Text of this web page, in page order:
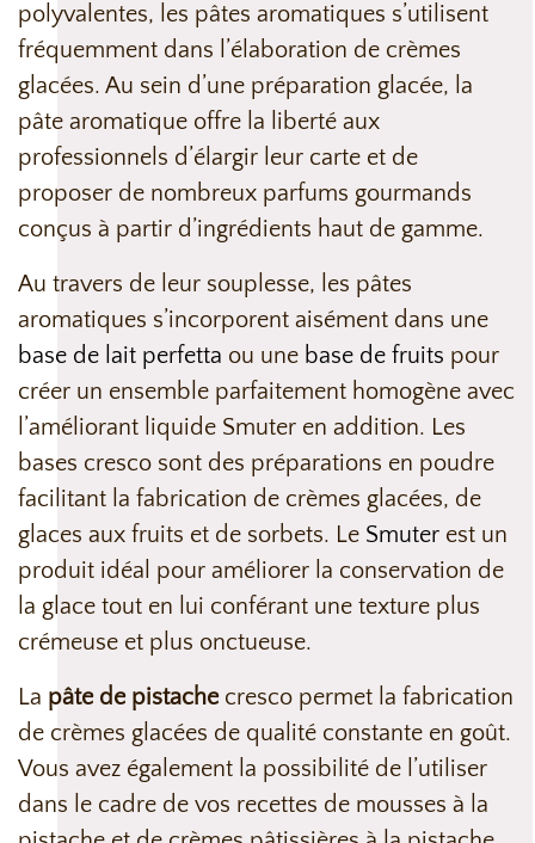
polyvalentes, les pâtes aromatiques s’utilisent
fréquemment dans l’élaboration de crèmes
glacées. Au sein d’une préparation glacée, la
pâte aromatique offre la liberté aux
professionnels d’élargir leur carte et de
proposer de nombreux parfums gourmands
conçus à partir d’ingrédients haut de gamme.
Au travers de leur souplesse, les pâtes
aromatiques s’incorporent aisément dans une
base de lait perfetta ou une base de fruits pour
créer un ensemble parfaitement homogène avec
l’améliorant liquide Smuter en addition. Les
bases cresco sont des préparations en poudre
facilitant la fabrication de crèmes glacées, de
glaces aux fruits et de sorbets. Le Smuter est un
produit idéal pour améliorer la conservation de
la glace tout en lui conférant une texture plus
crémeuse et plus onctueuse.
La pâte de pistachecresco permet la fabrication
de crèmes glacées de qualité constante en goût.
Vous avez également la possibilité de l’utiliser
dans le cadre de vos recettes de mousses à la